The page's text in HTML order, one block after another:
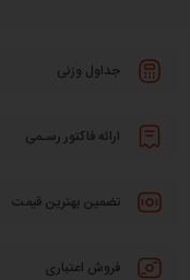
جداول وزنی
ارائه فاکتور رسـمی
تضمین بهترین قیمت
فروش اعتباری